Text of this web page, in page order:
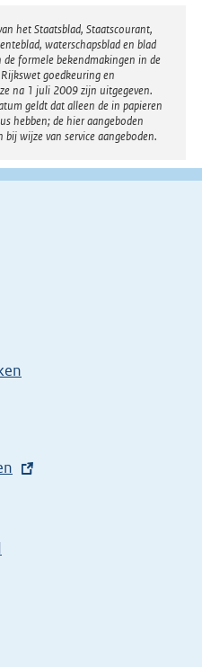
het Staatsblad, Staatscourant,
waterschapsblad en blad
formele bekendmakingen in de
goedkeuring en
na 1 juli 2009 zijn uitgegeven.
geldt dat alleen de in papieren
hebben; de hier aangeboden
wijze van service aangeboden.